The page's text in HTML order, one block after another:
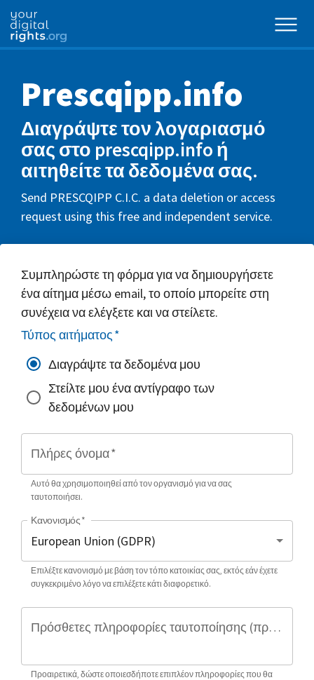
Prescqipp.info
Διαγράψτε τον λογαριασμό
σας στο prescqipp.info ή
αιτηθείτε τα δεδομένα σας.
Send PRESCQIPP C.I.C. a data deletion or access
request using this free and independent service.
Συμπληρώστε τη φόρμα για να δημιουργήσετε
ένα αίτημα μέσω email, το οποίο μπορείτε στη
συνέχεια να ελέγξετε και να στείλετε.
Τύπος αιτήματος*
Διαγράψτε τα δεδομένα μου
Στείλτε μου ένα αντίγραφο των
δεδομένων μου
Πλήρες όνομα*
Αυτό θα χρησιμοποιηθεί από τον οργανισμό για να σας
ταυτοποιήσει.
Κανονισμός*
Επιλέξτε κανονισμό με βάση τον τόπο κατοικίας σας, εκτός εάν έχετε
συγκεκριμένο λόγο να επιλέξετε κάτι διαφορετικό.
Πρόσθετες πληροφορίες ταυτοποίησης (προαιρετικό)
Προαιρετικά, δώστε οποιεσδήποτε επιπλέον πληροφορίες που θα